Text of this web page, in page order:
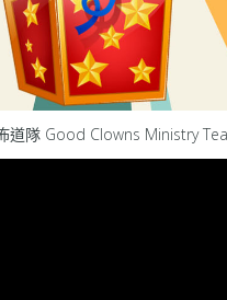
隊 Good Clowns Ministry